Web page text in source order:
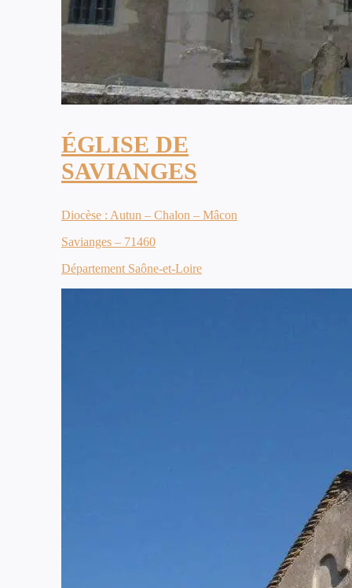
ÉGLISE DE
SAVIANGES
Diocèse : Autun – Chalon – Mâcon
Savianges – 71460
Département Saône-et-Loire